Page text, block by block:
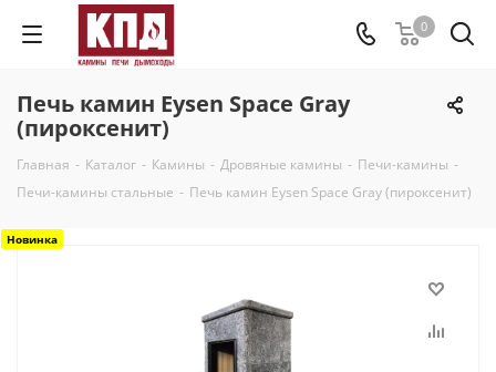
0
Печь камин Eysen Space Gray
(пироксенит)
Главная - Каталог - Камины - Дровяные камины - Печи-камины -
Печи-камины стальные - Печь камин Eysen Space Gray (пироксенит)
Новинка